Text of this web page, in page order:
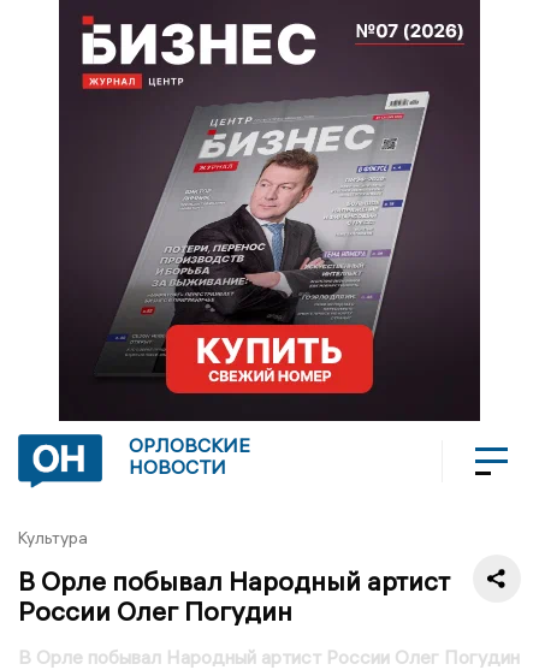
ОРЛОВСКИЕ
НОВОСТИ
Культура
В Орле побывал Народный артист
России Олег Погудин
В Орле побывал Народный артист России Олег Погудин